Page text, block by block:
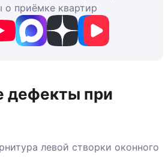
приёмке квартир
дефекты при
левой створки оконного